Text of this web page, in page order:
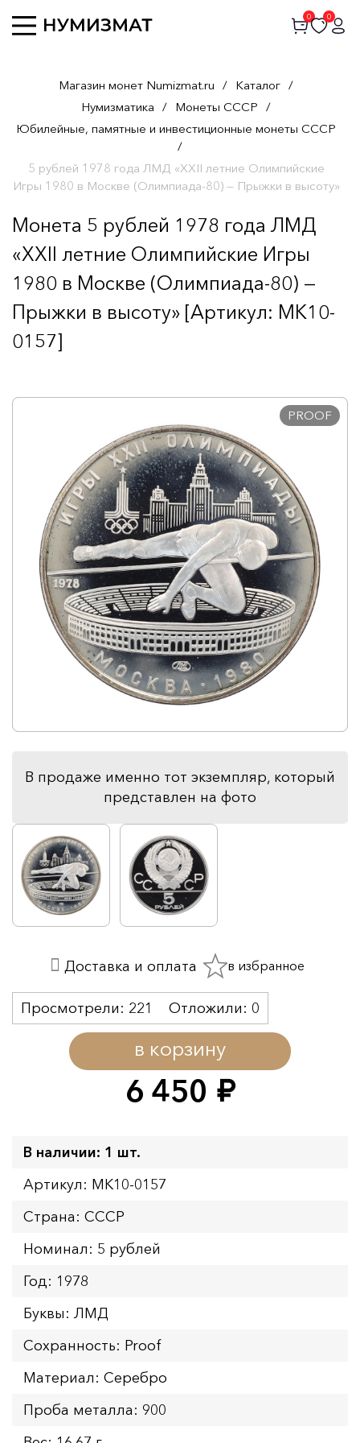
0 0
Магазин монет Numizmat.ru / Каталог /
Нумизматика / Монеты СССР /
Юбилейные, памятные и инвестиционные монеты СССР
/
5 рублей 1978 года ЛМД «XXII летние Олимпийские
Игры 1980 в Москве (Олимпиада-80) — Прыжки в высоту»
Монета 5 рублей 1978 года ЛМД
«XXII летние Олимпийские Игры
1980 в Москве (Олимпиада-80) —
Прыжки в высоту» [Артикул: MK10-
0157]
PROOF
В продаже именно тот экземпляр, который
представлен на фото
6 450 руб.
в корзину
Просмотрели: 221 Отложили: 0
Доставка и оплата в избранное
В наличии: 1 шт.
Артикул: MK10-0157
Страна: СССР
Номинал: 5 рублей
Год: 1978
Буквы: ЛМД
Сохранность: Proof
Материал: Серебро
Проба металла: 900